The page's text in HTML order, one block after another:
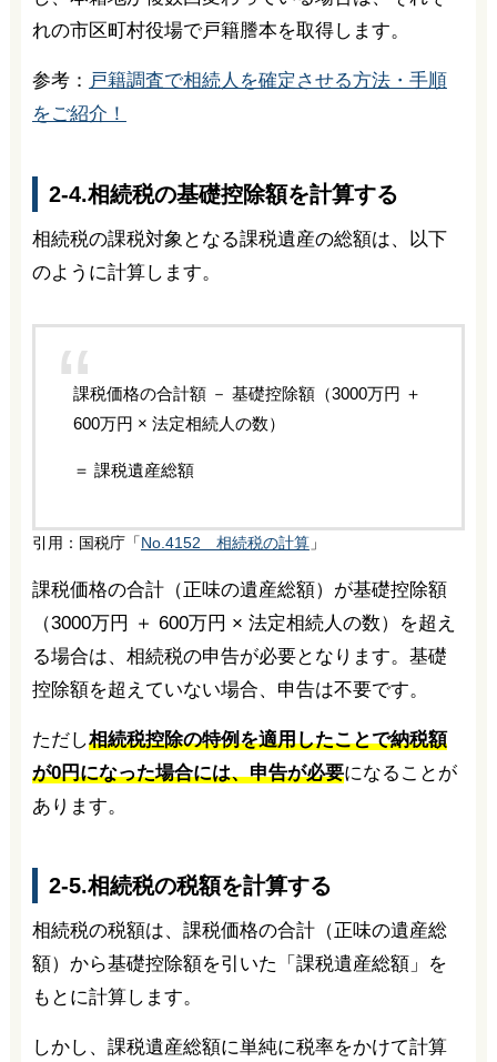
れの市区町村役場で戸籍謄本を取得します。
参考： 戸籍調査で相続人を確定させる方法・手順
をご紹介！
2-4.相続税の基礎控除額を計算する
相続税の課税対象となる課税遺産の総額は、以下
のように計算します。
課税価格の合計額 － 基礎控除額（3000万円 ＋
600万円 × 法定相続人の数）
＝ 課税遺産総額
引用：国税庁「 No.4152 相続税の計算」
課税価格の合計（正味の遺産総額）が基礎控除額
（3000万円 ＋ 600万円 × 法定相続人の数）を超え
る場合は、相続税の申告が必要となります。基礎
控除額を超えていない場合、申告は不要です。
ただし相続税控除の特例を適用したことで納税額
が0円になった場合には、申告が必要になることが
あります。
2-5.相続税の税額を計算する
相続税の税額は、課税価格の合計（正味の遺産総
額）から基礎控除額を引いた「課税遺産総額」を
もとに計算します。
しかし、課税遺産総額に単純に税率をかけて計算